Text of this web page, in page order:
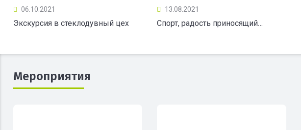
06.10.2021
Экскурсия в стеклодувный цех
13.08.2021
Спорт, радость приносящий…
Мероприятия